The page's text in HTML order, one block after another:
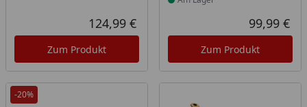
Aktueller Preis
124,99 €
Zum Produkt
99,99 €
Zum Produkt
-20%